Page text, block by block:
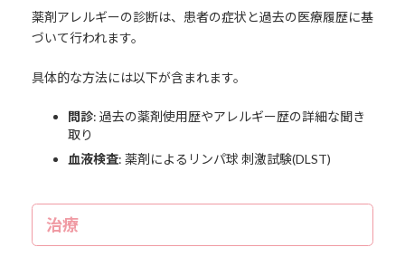
薬剤アレルギーの診断は、患者の症状と過去の医療履歴に基
づいて行われます。
具体的な方法には以下が含まれます。
問診: 過去の薬剤使用歴やアレルギー歴の詳細な聞き
取り
血液検査: 薬剤によるリンパ球 刺激試験(DLST)
治療